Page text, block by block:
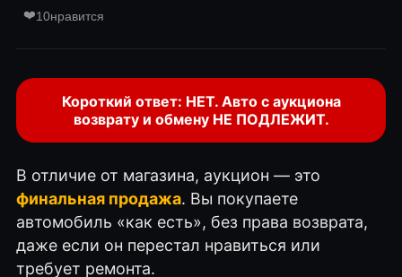
❤️10нравится
Короткий ответ: НЕТ. Авто с аукциона
возврату и обмену НЕ ПОДЛЕЖИТ.
В отличие от магазина, аукцион — это
финальная продажа. Вы покупаете
автомобиль «как есть», без права возврата,
даже если он перестал нравиться или
требует ремонта.